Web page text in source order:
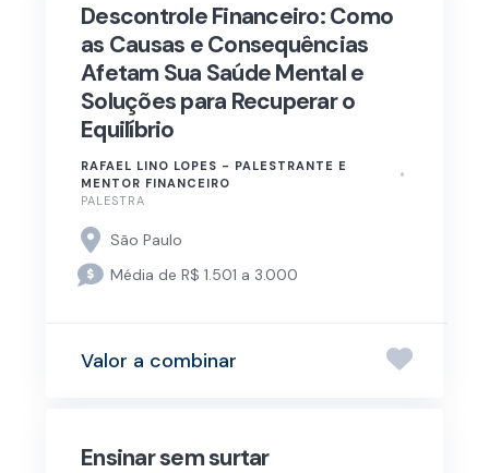
Descontrole Financeiro: Como
as Causas e Consequências
Afetam Sua Saúde Mental e
Soluções para Recuperar o
Equilíbrio
RAFAEL LINO LOPES - PALESTRANTE E
MENTOR FINANCEIRO
PALESTRA
São Paulo
Média de R$ 1.501 a 3.000
Valor a combinar
Ensinar sem surtar